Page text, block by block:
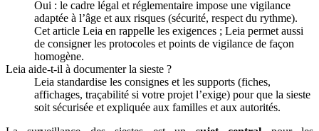
Oui : le cadre légal et réglementaire impose une vigilance
adaptée à l’âge et aux risques (sécurité, respect du rythme).
Cet article Leia en rappelle les exigences ; Leia permet aussi
de consigner les protocoles et points de vigilance de façon
homogène.
Leia aide-t-il à documenter la sieste ?
Leia standardise les consignes et les supports (fiches,
affichages, traçabilité si votre projet l’exige) pour que la sieste
soit sécurisée et expliquée aux familles et aux autorités.